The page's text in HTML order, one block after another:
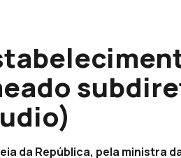
da República, pela ministra